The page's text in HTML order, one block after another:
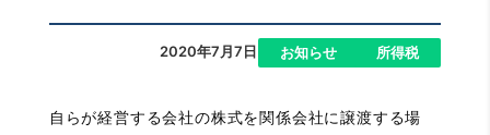
2020年7月7日 お知らせ 所得税
自らが経営する会社の株式を関係会社に譲渡する場